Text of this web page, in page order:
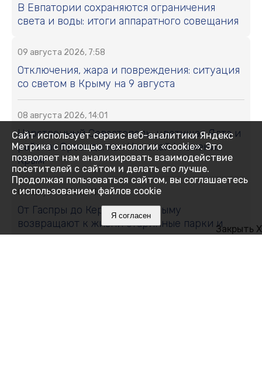
В Евпатории сохраняются ограничения
света и воды: итоги аппаратного совещания
09 августа 2026, 7:58
Отключения, жара и повреждения: ситуация
со светом в Крыму на 9 августа
08 августа 2026, 14:01
Царственный Севастополь, цветущая Ялта и
райская Ореанда: как Николай I изменил
Крым
08 августа 2026, 13:02
От Гаспры до Керчи: как в Крыму
возвращают к жизни старинные парки и
создают новые
Закрыть X
Сайт использует сервис веб-аналитики Яндекс
Метрика с помощью технологии «cookie». Это
позволяет нам анализировать взаимодействие
посетителей с сайтом и делать его лучше.
Продолжая пользоваться сайтом, вы соглашаетесь
с использованием файлов cookie
Я согласен